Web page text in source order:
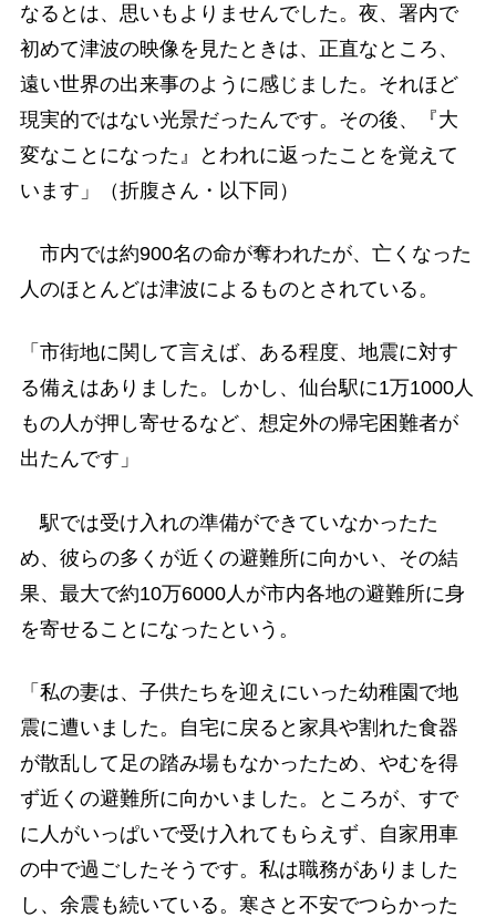
なるとは、思いもよりませんでした。夜、署内で
初めて津波の映像を見たときは、正直なところ、
遠い世界の出来事のように感じました。それほど
現実的ではない光景だったんです。その後、『大
変なことになった』とわれに返ったことを覚えて
います」（折腹さん・以下同）
市内では約900名の命が奪われたが、亡くなった
人のほとんどは津波によるものとされている。
「市街地に関して言えば、ある程度、地震に対す
る備えはありました。しかし、仙台駅に1万1000人
もの人が押し寄せるなど、想定外の帰宅困難者が
出たんです」
駅では受け入れの準備ができていなかったた
め、彼らの多くが近くの避難所に向かい、その結
果、最大で約10万6000人が市内各地の避難所に身
を寄せることになったという。
「私の妻は、子供たちを迎えにいった幼稚園で地
震に遭いました。自宅に戻ると家具や割れた食器
が散乱して足の踏み場もなかったため、やむを得
ず近くの避難所に向かいました。ところが、すで
に人がいっぱいで受け入れてもらえず、自家用車
の中で過ごしたそうです。私は職務がありました
し、余震も続いている。寒さと不安でつらかった